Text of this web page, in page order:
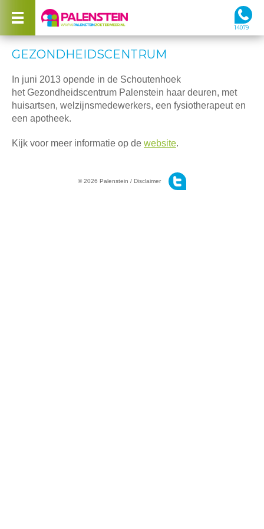
14079
GEZONDHEIDSCENTRUM
In juni 2013 opende in de Schoutenhoek
het Gezondheidscentrum Palenstein haar deuren, met
huisartsen, welzijnsmedewerkers, een fysiotherapeut en
een apotheek.
Kijk voor meer informatie op de website.
© 2026 Palenstein / Disclaimer